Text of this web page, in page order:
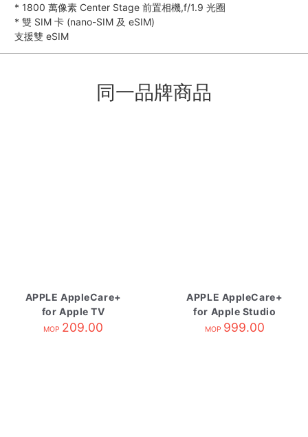
* 1800 萬像素 Center Stage 前置相機,f/1.9 光圈
* 雙 SIM 卡 (nano-SIM 及 eSIM)
支援雙 eSIM
同一品牌商品
APPLE AppleCare+
for Apple TV
MOP 209.00
APPLE AppleCare+
for Apple Studio
Display
MOP 999.00